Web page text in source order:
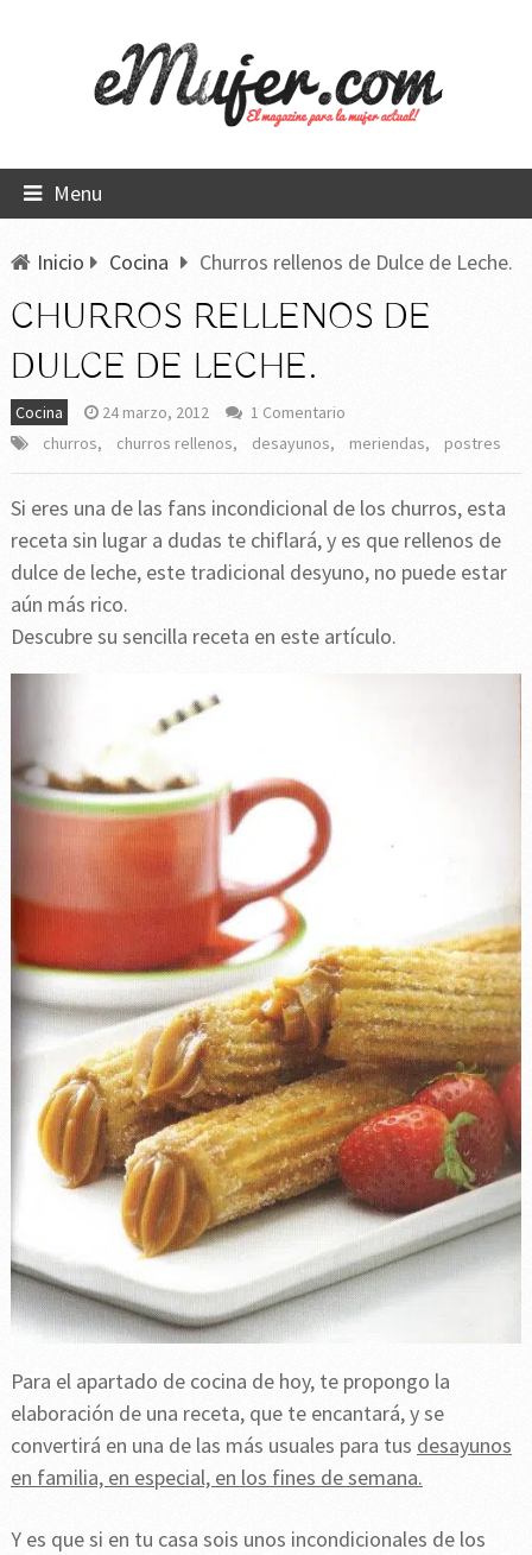
Menu
Inicio Cocina Churros rellenos de Dulce de Leche.
CHURROS RELLENOS DE
DULCE DE LECHE.
Cocina 24 marzo, 2012
1 Comentario
churros, churros rellenos, desayunos, meriendas, postres
Si eres una de las fans incondicional de los churros, esta
receta sin lugar a dudas te chiflará, y es que rellenos de
dulce de leche, este tradicional desyuno, no puede estar
aún más rico.
Descubre su sencilla receta en este artículo.
Para el apartado de cocina de hoy, te propongo la
elaboración de una receta, que te encantará, y se
convertirá en una de las más usuales para tus desayunos
en familia, en especial, en los fines de semana.
Y es que si en tu casa sois unos incondicionales de los